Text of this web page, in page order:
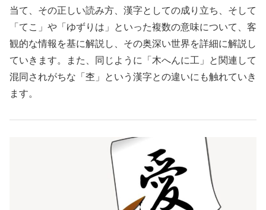
当て、その正しい読み方、漢字としての成り立ち、そして
「てこ」や「ゆずりは」といった複数の意味について、客
観的な情報を基に解説し、その奥深い世界を詳細に解説し
ていきます。また、同じように「木へんに工」と関連して
混同されがちな「杢」という漢字との違いにも触れていき
ます。